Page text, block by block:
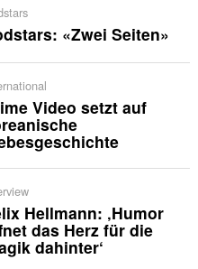
«Zwei Seiten»
Video setzt auf
Hellmann: ‚Humor
das Herz für die
dahinter‘